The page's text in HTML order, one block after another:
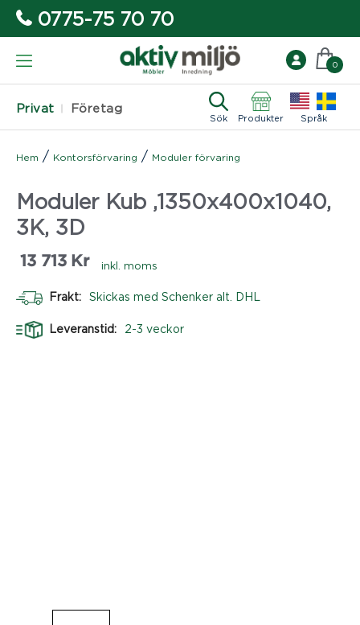
0775-75 70 70
Privat Företag
Sök Produkter Språk
0
Hem / Kontorsförvaring / Moduler förvaring
Moduler Kub ,1350x400x1040,
3K, 3D
13 713 Kr inkl. moms
Frakt: Skickas med Schenker alt. DHL
Leveranstid: 2-3 veckor